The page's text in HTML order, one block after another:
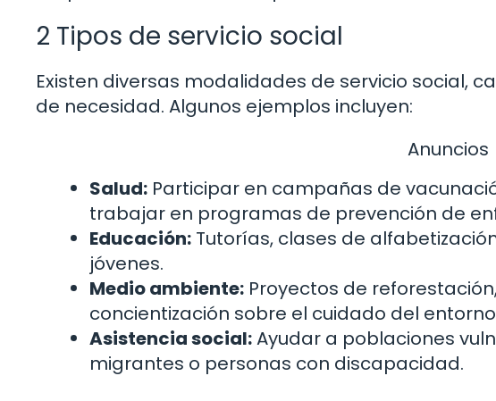
2 Tipos de servicio social
Existen diversas modalidades de servicio social,
de necesidad. Algunos ejemplos incluyen:
Anuncios
Salud: Participar en campañas de
trabajar en programas de prevención de
Educación: Tutorías, clases de
jóvenes.
Medio ambiente: Proyectos de
concientización sobre el cuidado del
Asistencia social:Ayudar a poblaciones
migrantes o personas con discapacidad.